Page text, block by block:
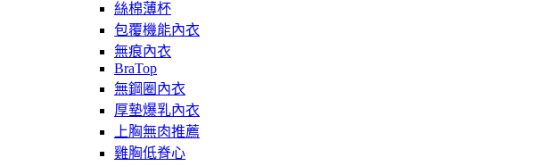
絲棉薄杯
包覆機能內衣
無痕內衣
BraTop
無鋼圈內衣
厚墊爆乳內衣
上胸無肉推薦
雞胸低脊心